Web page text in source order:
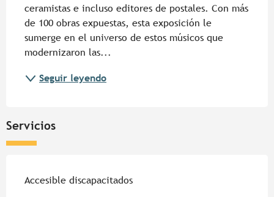
ceramistas e incluso editores de postales. Con más
de 100 obras expuestas, esta exposición le
sumerge en el universo de estos músicos que
modernizaron las...
Seguir leyendo
Servicios
Accesible discapacitados